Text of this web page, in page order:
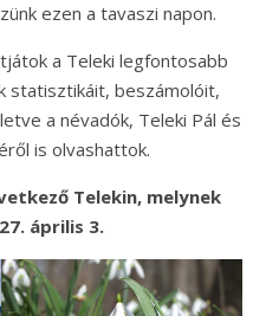
ezen a tavaszi napon.
a Teleki legfontosabb
statisztikáit, beszámolóit,
a névadók, Teleki Pál és
is olvashattok.
Telekin, melynek
április 3.